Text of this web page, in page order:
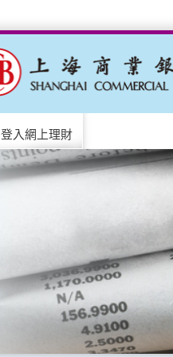
登入網上理財